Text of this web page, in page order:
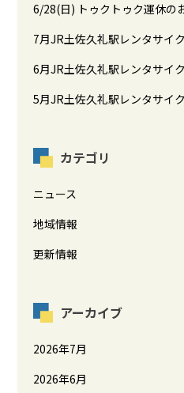
6/28(日) トゥクトゥク運休の
7月JR土佐久礼駅レンタサイ
6月JR土佐久礼駅レンタサイ
5月JR土佐久礼駅レンタサイ
カテゴリ
ニュース
地域情報
更新情報
アーカイブ
2026年7月
2026年6月